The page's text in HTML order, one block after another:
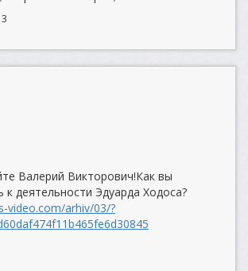
Валерий Викторович!Как вы
к деятельности Эдуарда Ходоса?
video.com/arhiv/03/?